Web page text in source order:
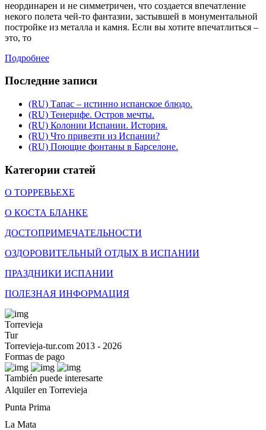
неординарен и не симметричен, что создается впечатление
некого полета чей-то фантазии, застывшей в монументальной
постройке из металла и камня. Если вы хотите впечатлиться –
это, то
Подробнее
Последние записи
(RU) Тапас – истинно испанское блюдо.
(RU) Тенерифе. Остров мечты.
(RU) Колонии Испании. История.
(RU) Что привезти из Испании?
(RU) Поющие фонтаны в Барселоне.
Категории статей
О ТОРРЕВЬЕХЕ
О КОСТА БЛАНКЕ
ДОСТОПРИМЕЧАТЕЛЬНОСТИ
ОЗДОРОВИТЕЛЬНЫЙ ОТДЫХ В ИСПАНИИ
ПРАЗДНИКИ ИСПАНИИ
ПОЛЕЗНАЯ ИНФОРМАЦИЯ
Torrevieja
Tur
Torrevieja-tur.com 2013 - 2026
Formas de pago
También puede interesarte
Alquiler en Torrevieja
Punta Prima
La Mata